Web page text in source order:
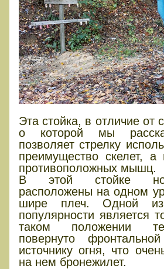
Эта стойка, в отличие от
о которой мы
позволяет стрелку
преимущество скелет, а
противоположных мышц.
В этой стойке
расположены на одном
шире плеч. Одной
популярности является
таком положении
повернуто
источнику огня, что
на нем бронежилет.